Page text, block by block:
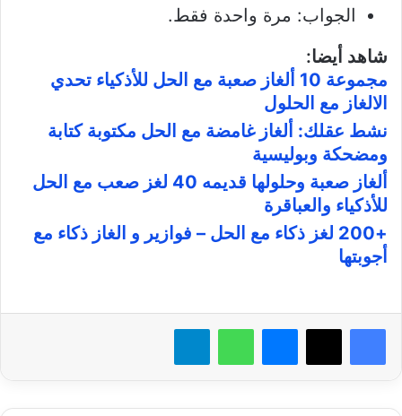
الجواب: مرة واحدة فقط.
شاهد أيضا:
مجموعة 10 ألغاز صعبة مع الحل للأذكياء تحدي
الالغاز مع الحلول
نشط عقلك: ألغاز غامضة مع الحل مكتوبة كتابة
ومضحكة وبوليسية
ألغاز صعبة وحلولها قديمه 40 لغز صعب مع الحل
للأذكياء والعباقرة
+200 لغز ذكاء مع الحل – فوازير و الغاز ذكاء مع
أجوبتها
فيسبوك X ماسنجر واتساب